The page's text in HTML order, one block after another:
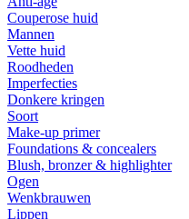
Couperose huid
Mannen
Vette huid
Roodheden
Imperfecties
Donkere kringen
Soort
Make-up primer
Foundations & concealers
Blush, bronzer & highlighter
Ogen
Wenkbrauwen
Lippen